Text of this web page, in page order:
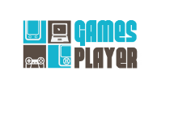
contenuto